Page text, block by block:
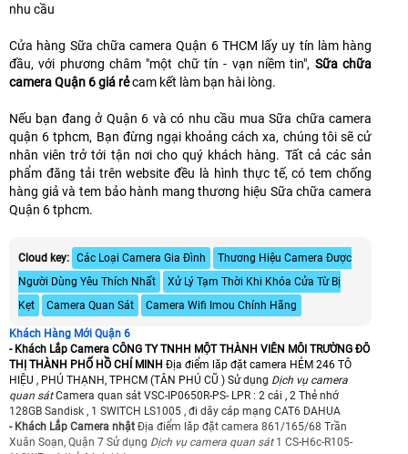
nhu cầu
Cửa hàng Sữa chữa camera Quận 6 THCM lấy uy tín làm hàng
đầu, với phương châm "một chữ tín - vạn niềm tin", Sữa chữa
camera Quận 6 giá rẻcam kết làm bạn hài lòng.
Nếu bạn đang ở Quận 6 và có nhu cầu mua Sữa chữa camera
quận 6 tphcm, Bạn đừng ngại khoảng cách xa, chúng tôi sẽ cử
nhân viên trở tới tận nơi cho quý khách hàng. Tất cả các sản
phẩm đăng tải trên website đều là hình thực tế, có tem chống
hàng giả và tem bảo hành mang thương hiệu Sữa chữa camera
Quận 6 tphcm.
Cloud key: Các Loại Camera Gia Đình
Thương Hiệu Camera Được
Người Dùng Yêu Thích Nhất
Xử Lý Tạm Thời Khi Khóa Cửa Từ Bị
Kẹt
Camera Quan Sát Camera Wifi Imou Chính Hãng
Khách Hàng Mới Quận 6
- Khách Lắp Camera CÔNG TY TNHH MỘT THÀNH VIÊN MÔI TRƯỜNG ĐÔ
THỊ THÀNH PHỐ HỒ CHÍ MINH Địa điểm lăp đặt camera HẺM 246 TÔ
HIỆU , PHÚ THẠNH, TPHCM (TÂN PHÚ CŨ ) Sử dụng Dịch vụ camera
quan sátCamera quan sát VSC-IP0650R-PS- LPR : 2 cái , 2 Thẻ nhớ
128GB Sandisk , 1 SWITCH LS1005 , đi dây cáp mạng CAT6 DAHUA
- Khách Lắp Camera nhật Địa điểm lăp đặt camera 861/165/68 Trần
Xuân Soạn, Quận 7 Sử dụng Dịch vụ camera quan sát 1 CS-H6c-R105-